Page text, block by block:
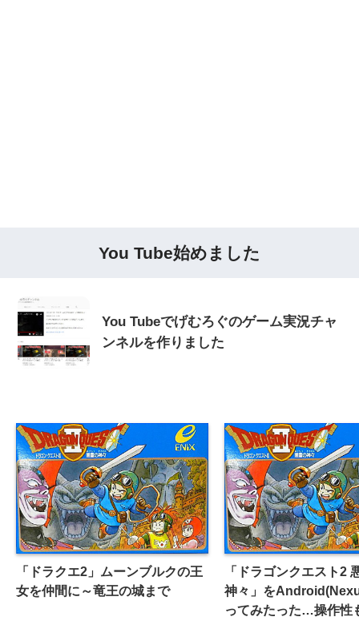
You Tube始めました
You Tubeでげむろぐのゲーム実況チャ
ンネルを作りました
「ドラクエ2」ムーンブルクの王
女を仲間に～竜王の城まで
「ドラゴンクエスト2
神々」を
ってみたった…操作性